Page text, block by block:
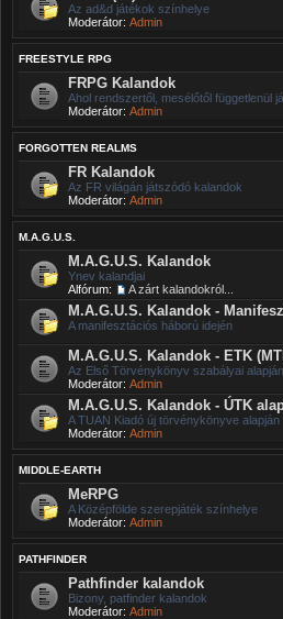
Az ad&d játékok színhelye
Moderátor: Admin
FREESTYLE RPG
FRPG Kalandok
Ahol rendszertől, mesélőtől függetlenül
Moderátor: Admin
FORGOTTEN REALMS
FR Kalandok
Az FR világán játszódó kalandok
Moderátor: Admin
M.A.G.U.S.
M.A.G.U.S. Kalandok
Ynev kalandjai
Alfórum:
A zárt kalandokról...
M.A.G.U.S. Kalandok -
A manifesztációs háború idején
M.A.G.U.S. Kalandok - ETK
Az Első Törvénykönyv szabályai alapján
Moderátor: Admin
M.A.G.U.S. Kalandok - ÚTK
A TUAN Kiadó új törvénykönyve alapján
Moderátor: Admin
MIDDLE-EARTH
MeRPG
A Középfölde szerepjáték színhelye
Moderátor: Admin
PATHFINDER
Pathfinder kalandok
Bizony, patfinder kalandok
Moderátor: Admin